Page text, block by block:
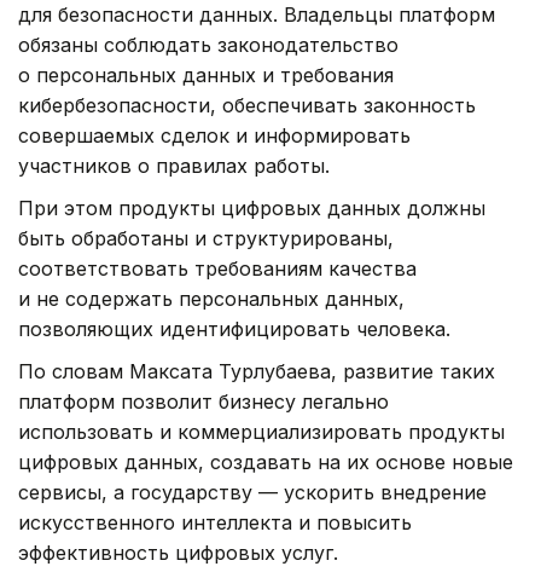
для безопасности данных. Владельцы платформ
обязаны соблюдать законодательство
о персональных данных и требования
кибербезопасности, обеспечивать законность
совершаемых сделок и информировать
участников о правилах работы.
При этом продукты цифровых данных должны
быть обработаны и структурированы,
соответствовать требованиям качества
и не содержать персональных данных,
позволяющих идентифицировать человека.
По словам Максата Турлубаева, развитие таких
платформ позволит бизнесу легально
использовать и коммерциализировать продукты
цифровых данных, создавать на их основе новые
сервисы, а государству — ускорить внедрение
искусственного интеллекта и повысить
эффективность цифровых услуг.